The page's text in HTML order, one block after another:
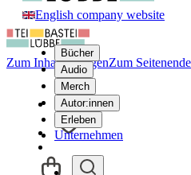
English company website
Bücher
Audio
Merch
Autor:innen
Erleben
Unternehmen
Zum Inhalt springenZum